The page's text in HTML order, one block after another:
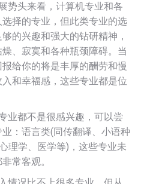
势头来看，计算机专业和各
择的专业，但此类专业的选
的兴趣和强大的钻研精神，
、寂寞和各种瓶颈障碍。当
给你的将是丰厚的酬劳和慢
和幸福感，这些专业都是位
业都不是很感兴趣，可以尝
：语言类(同传翻译、小语种
理学、医学等)，这些专业未
常客观。